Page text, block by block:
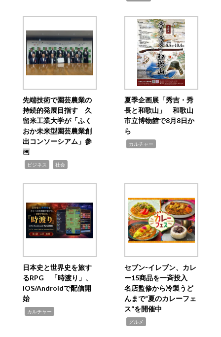
先端技術で園芸農業の
持続的発展目指す 久
留米工業大学が「ふく
おか未来型園芸農業創
出コンソーシアム」参
画
ビジネス 社会
夏季企画展「秀吉・秀
長と和歌山」 和歌山
市立博物館で8月8日か
ら
カルチャー
日本史と世界史を旅す
るRPG 「時渡り」、
iOS/Androidで配信開
始
カルチャー
セブン‐イレブン、カレ
ー15商品を一斉投入
名店監修から冷製うど
んまで“夏のカレーフェ
ス”を開催中
グルメ